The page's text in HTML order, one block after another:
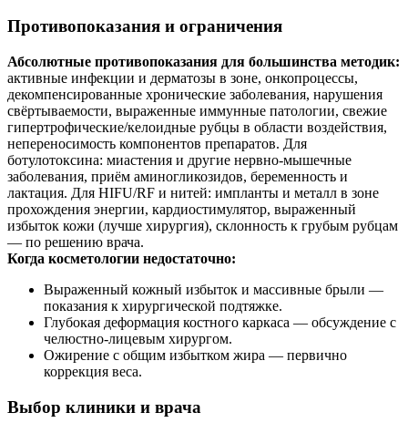
Противопоказания и ограничения
Абсолютные противопоказания для большинства методик:
активные инфекции и дерматозы в зоне, онкопроцессы,
декомпенсированные хронические заболевания, нарушения
свёртываемости, выраженные иммунные патологии, свежие
гипертрофические/келоидные рубцы в области воздействия,
непереносимость компонентов препаратов. Для
ботулотоксина: миастения и другие нервно‑мышечные
заболевания, приём аминогликозидов, беременность и
лактация. Для HIFU/RF и нитей: импланты и металл в зоне
прохождения энергии, кардиостимулятор, выраженный
избыток кожи (лучше хирургия), склонность к грубым рубцам
— по решению врача.
Когда косметологии недостаточно:
Выраженный кожный избыток и массивные брыли —
показания к хирургической подтяжке.
Глубокая деформация костного каркаса — обсуждение с
челюстно‑лицевым хирургом.
Ожирение с общим избытком жира — первично
коррекция веса.
Выбор клиники и врача